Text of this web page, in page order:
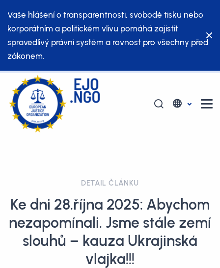
Vaše hlášení o transparentnosti, svobodě tisku nebo
korporátním a politickém vlivu pomáhá zajistit
spravedlivý právní systém a rovnost pro všechny před
zákonem.
DETAIL ČLÁNKU
Ke dni 28.října 2025: Abychom
nezapomínali. Jsme stále zemí
slouhů – kauza Ukrajinská
vlajka!!!